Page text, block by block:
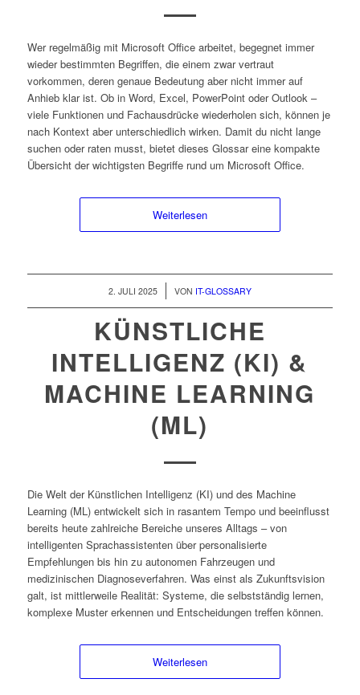
Wer regelmäßig mit Microsoft Office arbeitet, begegnet immer
wieder bestimmten Begriffen, die einem zwar vertraut
vorkommen, deren genaue Bedeutung aber nicht immer auf
Anhieb klar ist. Ob in Word, Excel, PowerPoint oder Outlook –
viele Funktionen und Fachausdrücke wiederholen sich, können je
nach Kontext aber unterschiedlich wirken. Damit du nicht lange
suchen oder raten musst, bietet dieses Glossar eine kompakte
Übersicht der wichtigsten Begriffe rund um Microsoft Office.
Weiterlesen
2. JULI 2025 VON IT-GLOSSARY
KÜNSTLICHE
INTELLIGENZ (KI) &
MACHINE LEARNING
(ML)
Die Welt der Künstlichen Intelligenz (KI) und des Machine
Learning (ML) entwickelt sich in rasantem Tempo und beeinflusst
bereits heute zahlreiche Bereiche unseres Alltags – von
intelligenten Sprachassistenten über personalisierte
Empfehlungen bis hin zu autonomen Fahrzeugen und
medizinischen Diagnoseverfahren. Was einst als Zukunftsvision
galt, ist mittlerweile Realität: Systeme, die selbstständig lernen,
komplexe Muster erkennen und Entscheidungen treffen können.
Weiterlesen